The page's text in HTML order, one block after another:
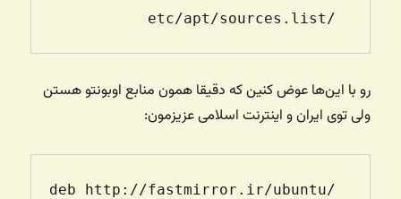
رو با این‌ها عوض کنین که دقیقا همون منابع اوبونتو هستن
ولی توی ایران و اینترنت اسلامی عزیزمون:
deb http://fastmirror.ir/ubuntu/